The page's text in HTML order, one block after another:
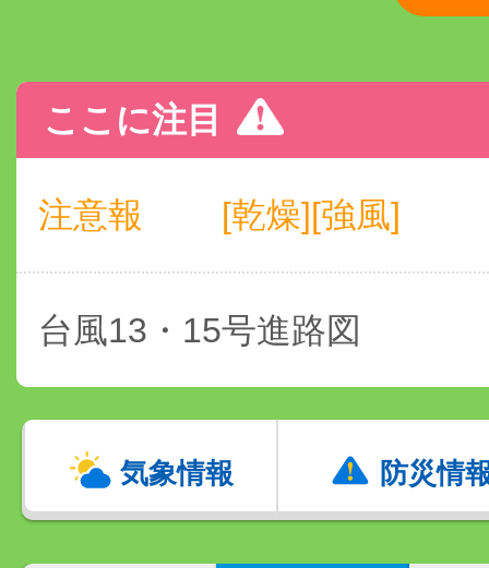
ここに注目
注意報 [乾燥][強風]
台風13・15号進路図
気象情報 防災情